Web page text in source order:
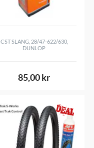
CST SLANG, 28/47-622/630,
DUNLOP
85,00 kr